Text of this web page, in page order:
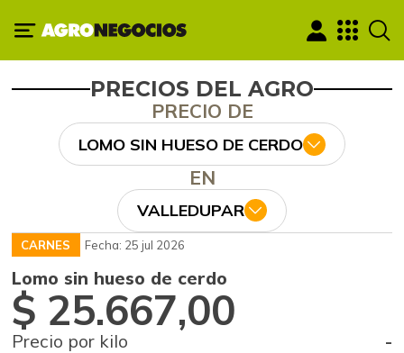
PRECIOS DEL AGRO
PRECIO DE
LOMO SIN HUESO DE CERDO
EN
VALLEDUPAR
CARNES Fecha: 25 jul 2026
Lomo sin hueso de cerdo
$ 25.667,00
Precio por kilo -